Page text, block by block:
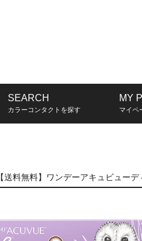
【送料無料】ワンデーアキュビュー
SEARCH
カラーコンタクトを探す
MY
マイペ